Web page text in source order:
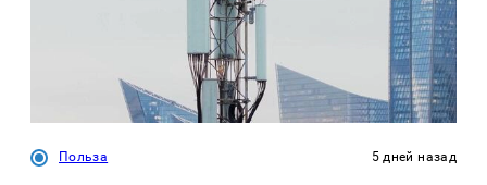
Польза 5 дней назад